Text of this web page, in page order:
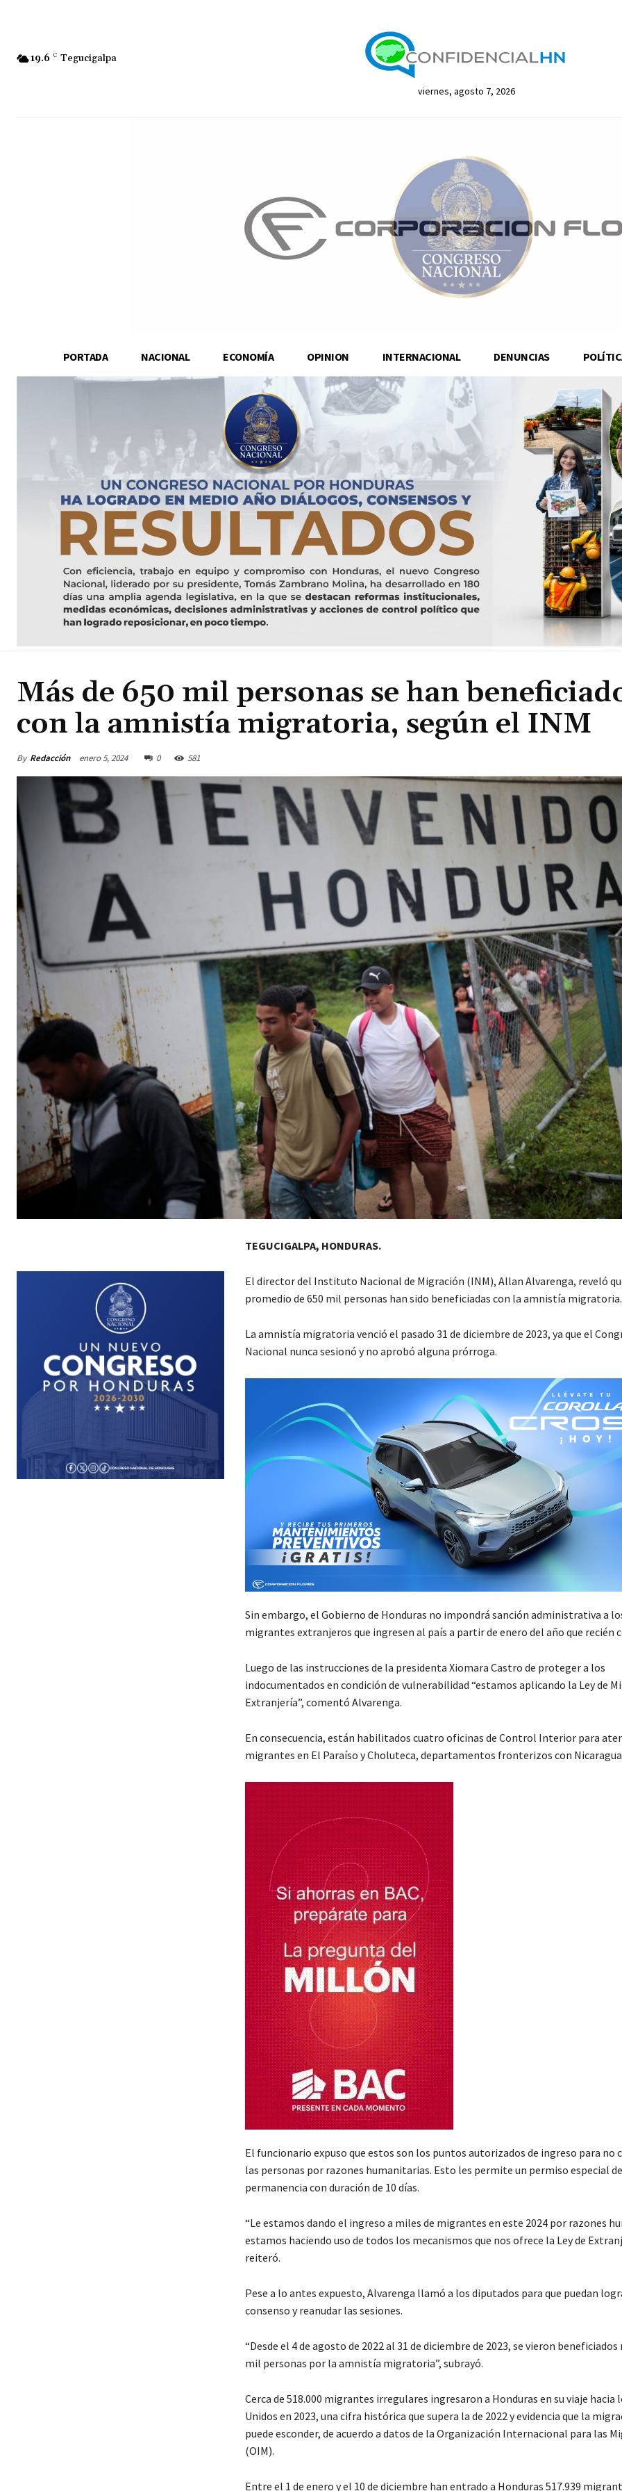
19.6 C Tegucigalpa
viernes, agosto 7, 2026
PORTADA NACIONAL ECONOMÍA OPINION INTERNACIONAL DENUNCIAS
Más de 650 mil personas se han
con la amnistía migratoria, según el INM
By Redacción enero 5, 2024 0 581
TEGUCIGALPA, HONDURAS.
El director del Instituto Nacional de Migración (INM), Allan Alvarenga, reveló
promedio de 650 mil personas han sido beneficiadas con la amnistía
La amnistía migratoria venció el pasado 31 de diciembre de 2023, ya que el
Nacional nunca sesionó y no aprobó alguna prórroga.
Sin embargo, el Gobierno de Honduras no impondrá sanción administrativa a
migrantes extranjeros que ingresen al país a partir de enero del año que recién
Luego de las instrucciones de la presidenta Xiomara Castro de proteger a los
indocumentados en condición de vulnerabilidad “estamos aplicando la Ley de
Extranjería”, comentó Alvarenga.
En consecuencia, están habilitados cuatro oficinas de Control Interior para
migrantes en El Paraíso y Choluteca, departamentos fronterizos con
El funcionario expuso que estos son los puntos autorizados de ingreso para no
las personas por razones humanitarias. Esto les permite un permiso especial de
permanencia con duración de 10 días.
“Le estamos dando el ingreso a miles de migrantes en este 2024 por razones
estamos haciendo uso de todos los mecanismos que nos ofrece la Ley de
reiteró.
Pese a lo antes expuesto, Alvarenga llamó a los diputados para que puedan
consenso y reanudar las sesiones.
“Desde el 4 de agosto de 2022 al 31 de diciembre de 2023, se vieron beneficiados
mil personas por la amnistía migratoria”, subrayó.
Cerca de 518.000 migrantes irregulares ingresaron a Honduras en su viaje hacia
Unidos en 2023, una cifra histórica que supera la de 2022 y evidencia que la
puede esconder, de acuerdo a datos de la Organización Internacional para las
(OIM).
Entre el 1 de enero y el 10 de diciembre han entrado a Honduras 517.939